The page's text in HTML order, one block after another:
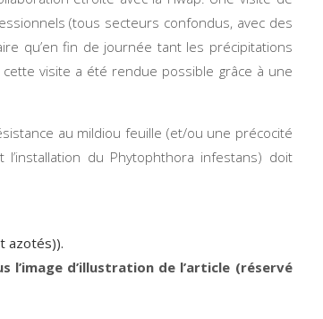
(tous secteurs confondus, avec des
qu’en fin de journée tant les précipitations
visite a été rendue possible grâce à une
au mildiou feuille (et/ou une précocité
du Phytophthora infestans) doit
azotés)).
l’image d’illustration de l’article (réservé